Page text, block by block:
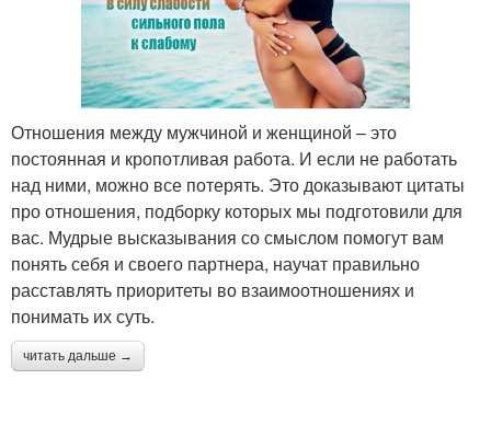
Отношения между мужчиной и женщиной – это
постоянная и кропотливая работа. И если не работать
над ними, можно все потерять. Это доказывают цитаты
про отношения, подборку которых мы подготовили для
вас. Мудрые высказывания со смыслом помогут вам
понять себя и своего партнера, научат правильно
расставлять приоритеты во взаимоотношениях и
понимать их суть.
читать дальше →